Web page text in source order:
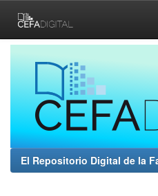
navigation
El Repositorio Digital de la